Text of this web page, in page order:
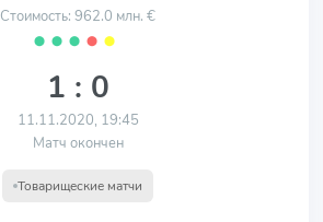
Стоимость: 962.0 млн. €
⬤ ⬤ ⬤ ⬤ ⬤
1 : 0
11.11.2020, 19:45
Матч окончен
Товарищеские матчи